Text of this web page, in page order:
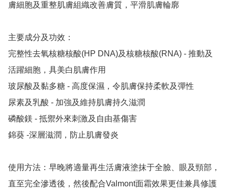
膚細胞及重整肌膚組織改善膚質，平滑肌膚輪廓
主要成分及功效：
完整性去氧核糖核酸(HP DNA)及核糖核酸(RNA) - 推動及
活躍細胞，具美白肌膚作用
玻尿酸及黏多糖 - 高度保濕，令肌膚保持柔軟及彈性
尿素及乳酸 - 加強及維持肌膚持久滋潤
磷酸鎂 - 抵禦外來刺激及自由基傷害
錦葵 -深層滋潤，防止肌膚發炎
使用方法：早晚將適量再生活膚液塗抹于全臉、眼及頸部，
直至完全滲透後，然後配合Valmont面霜效果更佳兼具修護